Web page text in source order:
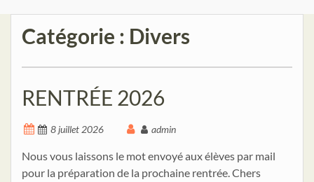
Catégorie : Divers
RENTRÉE 2026
8 juillet 2026 admin
Nous vous laissons le mot envoyé aux élèves par mail
pour la préparation de la prochaine rentrée. Chers